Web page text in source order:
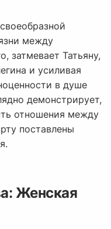
между
затмевает Татьяну,
и усиливая
в душе
демонстрирует,
отношения между
поставлены
Женская